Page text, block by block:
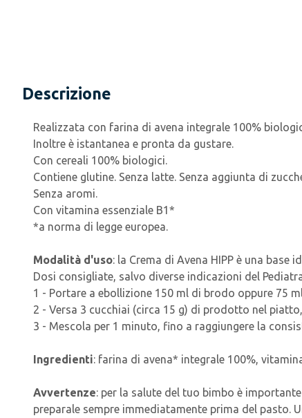
Descrizione
Realizzata con farina di avena integrale 100%
Inoltre è istantanea e pronta da gustare.
Con cereali 100% biologici.
Contiene glutine. Senza latte. Senza aggiunta di
Senza aromi.
Con vitamina essenziale B1*
*a norma di legge europea.
Modalità d'uso: la Crema di Avena HIPP è una
Dosi consigliate, salvo diverse indicazioni del
1 - Portare a ebollizione 150 ml di brodo oppure 75
2 - Versa 3 cucchiai (circa 15 g) di prodotto nel
3 - Mescola per 1 minuto, fino a raggiungere la
Ingredienti: farina di avena* integrale 100%,
Avvertenze: per la salute del tuo bimbo è
preparale sempre immediatamente prima del pasto.